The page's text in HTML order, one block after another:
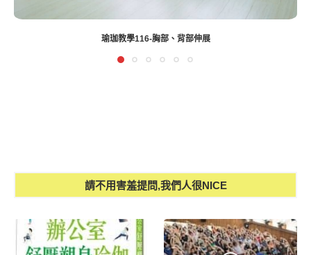
瑜珈教學116-胸部、背部伸展
請不用害羞提問,我們人很NICE